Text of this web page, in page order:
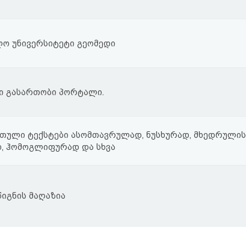
უნივერსიტეტი გეომედი
გასართობი პორტალი.
ტექსტები ასომთავრულად, ნუსხურად, მხედრულის
ჰომოგლიფურად და სხვა
მაღაზია